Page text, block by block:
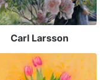
Carl Larsson